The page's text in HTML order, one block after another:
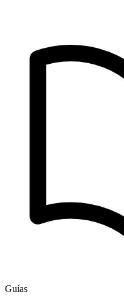
Guías